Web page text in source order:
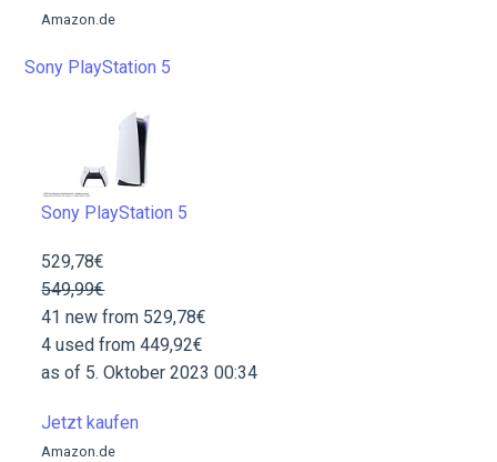
Amazon.de
Sony PlayStation 5
Sony PlayStation 5
529,78€
549,99€
41 new from 529,78€
4 used from 449,92€
as of 5. Oktober 2023 00:34
Jetzt kaufen
Amazon.de